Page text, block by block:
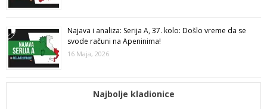
Najava i analiza: Serija A, 37. kolo: Došlo vreme da se
svode računi na Apeninima!
16 Maja, 2026
Najbolje kladionice